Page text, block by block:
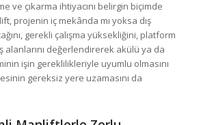
ve çıkarma ihtiyacını belirgin biçimde
projenin iç mekânda mı yoksa dış
gerekli çalışma yüksekliğini, platform
alanlarını değerlendirerek akülü ya da
işin gereklilikleriyle uyumlu olmasını
gereksiz yere uzamasını da